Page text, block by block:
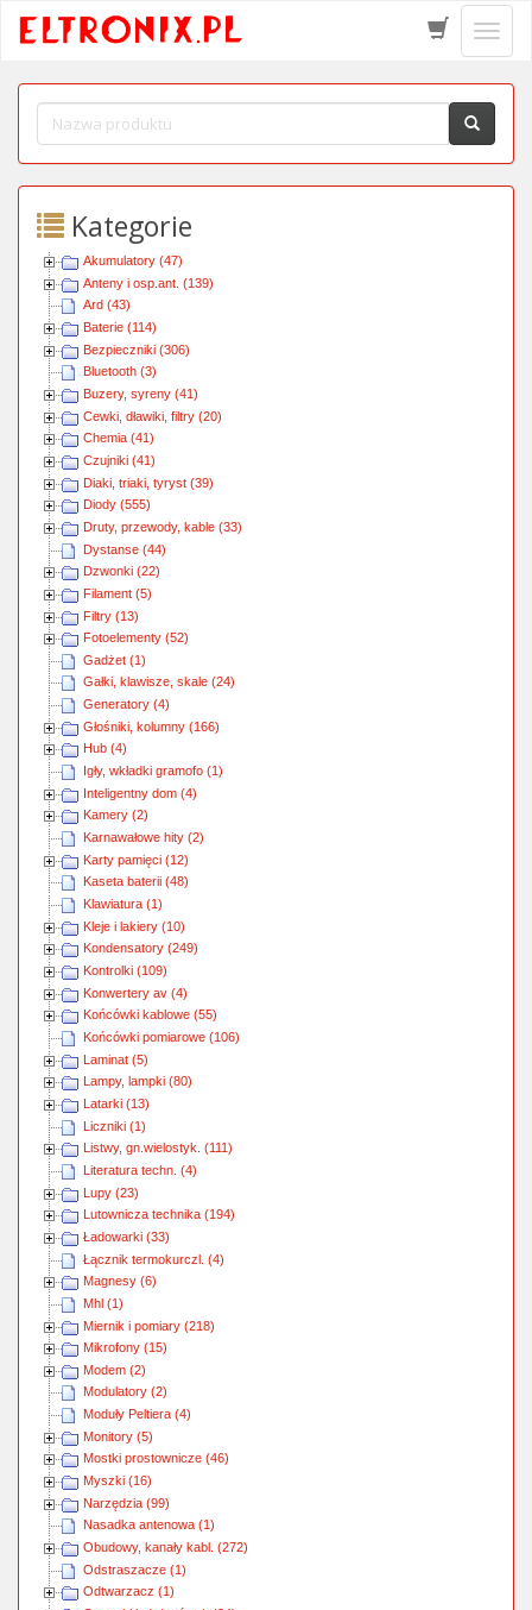
menu
Kategorie
Akumulatory (47)
Anteny i osp.ant. (139)
Ard (43)
Baterie (114)
Bezpieczniki (306)
Bluetooth (3)
Buzery, syreny (41)
Cewki, dławiki, filtry (20)
Chemia (41)
Czujniki (41)
Diaki, triaki, tyryst (39)
Diody (555)
Druty, przewody, kable (33)
Dystanse (44)
Dzwonki (22)
Filament (5)
Filtry (13)
Fotoelementy (52)
Gadżet (1)
Gałki, klawisze, skale (24)
Generatory (4)
Głośniki, kolumny (166)
Hub (4)
Igły, wkładki gramofo (1)
Inteligentny dom (4)
Kamery (2)
Karnawałowe hity (2)
Karty pamięci (12)
Kaseta baterii (48)
Klawiatura (1)
Kleje i lakiery (10)
Kondensatory (249)
Kontrolki (109)
Konwertery av (4)
Końcówki kablowe (55)
Końcówki pomiarowe (106)
Laminat (5)
Lampy, lampki (80)
Latarki (13)
Liczniki (1)
Listwy, gn.wielostyk. (111)
Literatura techn. (4)
Lupy (23)
Lutownicza technika (194)
Ładowarki (33)
Łącznik termokurczl. (4)
Magnesy (6)
Mhl (1)
Miernik i pomiary (218)
Mikrofony (15)
Modem (2)
Modulatory (2)
Moduły Peltiera (4)
Monitory (5)
Mostki prostownicze (46)
Myszki (16)
Narzędzia (99)
Nasadka antenowa (1)
Obudowy, kanały kabl. (272)
Odstraszacze (1)
Odtwarzacz (1)